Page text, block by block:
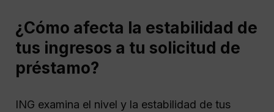
¿Cómo afecta la estabilidad de
tus ingresos a tu solicitud de
préstamo?
ING examina el nivel y la estabilidad de tus